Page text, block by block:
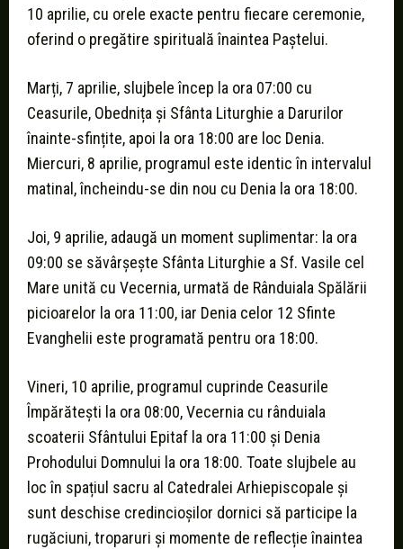
10 aprilie, cu orele exacte pentru fiecare ceremonie,
oferind o pregătire spirituală înaintea Paștelui.
Marți, 7 aprilie, slujbele încep la ora 07:00 cu
Ceasurile, Obednița și Sfânta Liturghie a Darurilor
înainte-sfințite, apoi la ora 18:00 are loc Denia.
Miercuri, 8 aprilie, programul este identic în intervalul
matinal, încheindu-se din nou cu Denia la ora 18:00.
Joi, 9 aprilie, adaugă un moment suplimentar: la ora
09:00 se săvârșește Sfânta Liturghie a Sf. Vasile cel
Mare unită cu Vecernia, urmată de Rânduiala Spălării
picioarelor la ora 11:00, iar Denia celor 12 Sfinte
Evanghelii este programată pentru ora 18:00.
Vineri, 10 aprilie, programul cuprinde Ceasurile
Împărătești la ora 08:00, Vecernia cu rânduiala
scoaterii Sfântului Epitaf la ora 11:00 și Denia
Prohodului Domnului la ora 18:00. Toate slujbele au
loc în spațiul sacru al Catedralei Arhiepiscopale și
sunt deschise credincioșilor dornici să participe la
rugăciuni, troparuri și momente de reflecție înaintea